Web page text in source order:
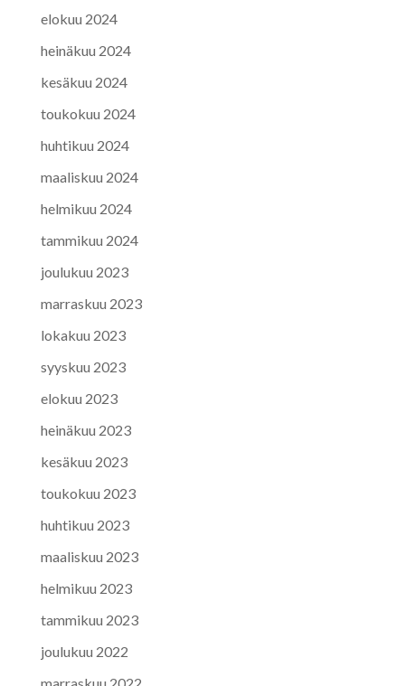
elokuu 2024
heinäkuu 2024
kesäkuu 2024
toukokuu 2024
huhtikuu 2024
maaliskuu 2024
helmikuu 2024
tammikuu 2024
joulukuu 2023
marraskuu 2023
lokakuu 2023
syyskuu 2023
elokuu 2023
heinäkuu 2023
kesäkuu 2023
toukokuu 2023
huhtikuu 2023
maaliskuu 2023
helmikuu 2023
tammikuu 2023
joulukuu 2022